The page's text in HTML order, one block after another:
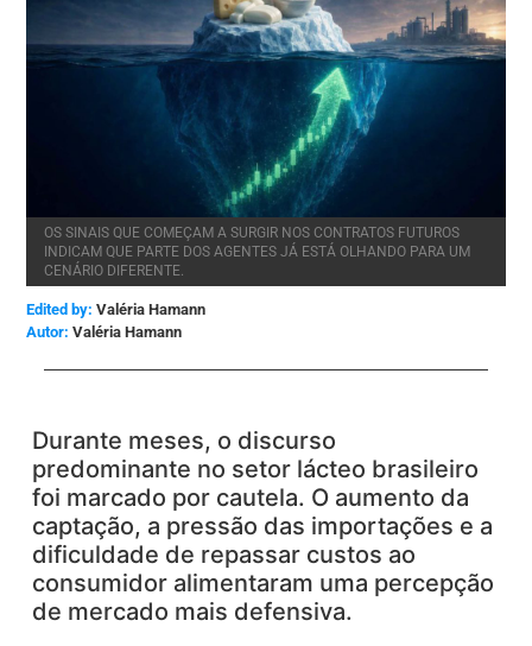
OS SINAIS QUE COMEÇAM A SURGIR NOS CONTRATOS FUTUROS
INDICAM QUE PARTE DOS AGENTES JÁ ESTÁ OLHANDO PARA UM
CENÁRIO DIFERENTE.
Edited by: Valéria Hamann
Valéria Hamann
Durante meses, o discurso
predominante no setor lácteo brasileiro
foi marcado por cautela. O aumento da
captação, a pressão das importações e a
dificuldade de repassar custos ao
consumidor alimentaram uma percepção
de mercado mais defensiva.